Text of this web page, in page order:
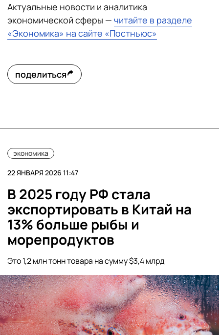
Актуальные новости и аналитика
экономической сферы — читайте в разделе
«Экономика» на сайте «Постньюс»
поделиться
экономика
22 ЯНВАРЯ 2026 11:47
В 2025 году РФ стала
экспортировать в Китай на
13% больше рыбы и
морепродуктов
Это 1,2 млн тонн товара на сумму $3,4 млрд